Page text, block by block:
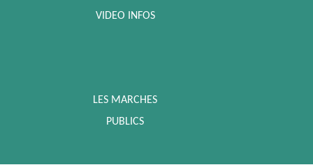
VIDEO INFOS
LES MARCHES
PUBLICS